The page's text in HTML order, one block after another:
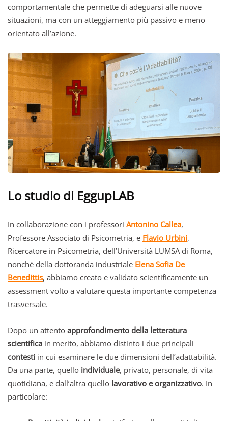
comportamentale che permette di adeguarsi alle nuove
situazioni, ma con un atteggiamento più passivo e meno
orientato all’azione.
Lo studio di EggupLAB
In collaborazione con i professori Antonino Callea,
Professore Associato di Psicometria, e Flavio Urbini,
Ricercatore in Psicometria, dell’Università LUMSA di Roma,
nonché della dottoranda industriale Elena Sofia De
Benedittis, abbiamo creato e validato scientificamente un
assessment volto a valutare questa importante competenza
trasversale.
Dopo un attento approfondimento della letteratura
scientifica in merito, abbiamo distinto i due principali
contesti in cui esaminare le due dimensioni dell’adattabilità.
Da una parte, quello individuale, privato, personale, di vita
quotidiana, e dall’altra quello lavorativo e organizzativo. In
particolare: